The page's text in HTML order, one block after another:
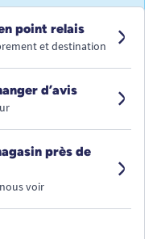
point relais
et destination
d’avis
près de
voir